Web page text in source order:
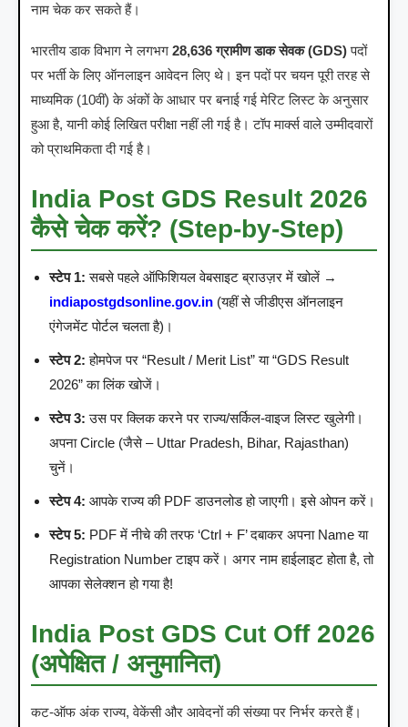
नाम चेक कर सकते हैं।
भारतीय डाक विभाग ने लगभग 28,636 ग्रामीण डाक सेवक (GDS)पदों
पर भर्ती के लिए ऑनलाइन आवेदन लिए थे। इन पदों पर चयन पूरी तरह से
माध्यमिक (10वीं) के अंकों के आधार पर बनाई गई मेरिट लिस्ट के अनुसार
हुआ है, यानी कोई लिखित परीक्षा नहीं ली गई है। टॉप मार्क्स वाले उम्मीदवारों
को प्राथमिकता दी गई है।
India Post GDS Result 2026
कैसे चेक करें? (Step-by-Step)
स्टेप 1: सबसे पहले ऑफिशियल वेबसाइट ब्राउज़र में खोलें →
indiapostgdsonline.gov.in (यहीं से जीडीएस ऑनलाइन
एंगेजमेंट पोर्टल चलता है)।
स्टेप 2: होमपेज पर “Result / Merit List” या “GDS Result
2026” का लिंक खोजें।
स्टेप 3: उस पर क्लिक करने पर राज्य/सर्किल-वाइज लिस्ट खुलेगी।
अपना Circle (जैसे – Uttar Pradesh, Bihar, Rajasthan)
चुनें।
स्टेप 4: आपके राज्य की PDF डाउनलोड हो जाएगी। इसे ओपन करें।
स्टेप 5: PDF में नीचे की तरफ ‘Ctrl + F’ दबाकर अपना Name या
Registration Number टाइप करें। अगर नाम हाईलाइट होता है, तो
आपका सेलेक्शन हो गया है!
India Post GDS Cut Off 2026
(अपेक्षित / अनुमानित)
कट-ऑफ अंक राज्य, वेकेंसी और आवेदनों की संख्या पर निर्भर करते हैं।